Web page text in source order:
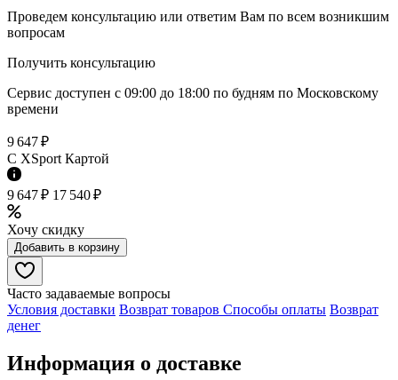
Проведем консультацию или ответим Вам по всем возникшим
вопросам
Получить консультацию
Сервис доступен с 09:00 до 18:00 по будням по Московcкому
времени
9 647 ₽
C XSport Картой
9 647 ₽ 17 540 ₽
Хочу скидку
Добавить в корзину
Часто задаваемые вопросы
Условия доставки Возврат товаров Способы оплаты Возврат
денег
Информация о доставке